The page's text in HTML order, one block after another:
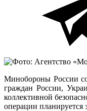
Минобороны России
граждан России,
коллективной
операции планируется